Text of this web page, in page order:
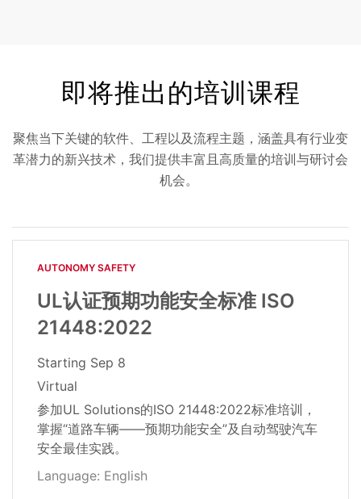
即将推出的培训课程
聚焦当下关键的软件、工程以及流程主题，涵盖具有行业变
革潜力的新兴技术，我们提供丰富且高质量的培训与研讨会
机会。
AUTONOMY SAFETY
UL认证预期功能安全标准 ISO
21448:2022
Starting Sep 8
Virtual
参加UL Solutions的ISO 21448:2022标准培训，
掌握“道路车辆——预期功能安全”及自动驾驶汽车
安全最佳实践。
Language: English